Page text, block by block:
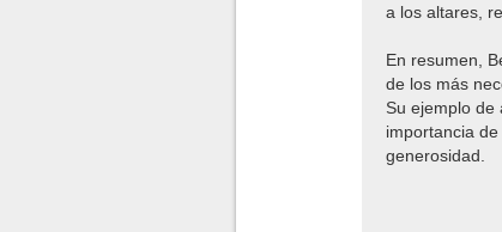
a los altares,
En resumen,
de los más
Su ejemplo de
importancia
generosidad.